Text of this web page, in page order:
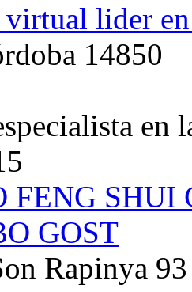
virtual lider
14850
en
FENG
GOST
Rapinya 93